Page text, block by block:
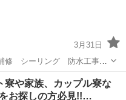
3月31日
修 シーリング 防水工事な
迎 経験者即戦力として大歓
10000 経験者応相談で 現場
寮や家族、カップル寮な
お探しの方必見!!…